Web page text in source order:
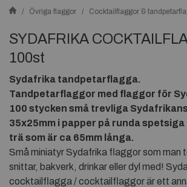
Övriga flaggor Cocktailflaggor &
SYDAFRIKA
100st
Sydafrika tandpetarflagga.
Tandpetarflaggor med flaggor för
100 stycken små trevliga
35x25mm i papper på runda
trä som är ca 65mm långa.
Små miniatyr Sydafrika flaggor som man
snittar, bakverk, drinkar eller dyl med!
cocktailflagga / cocktailflaggor är ett